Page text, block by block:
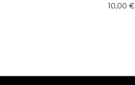
10,00€